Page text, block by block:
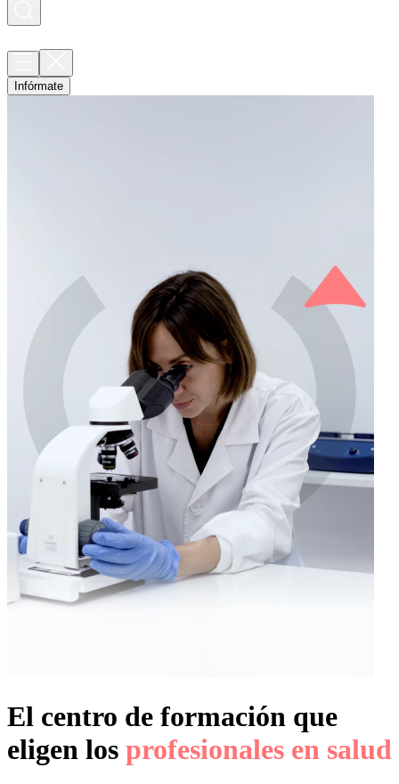
Infórmate
El centro de formación que
eligen los profesionales en salud